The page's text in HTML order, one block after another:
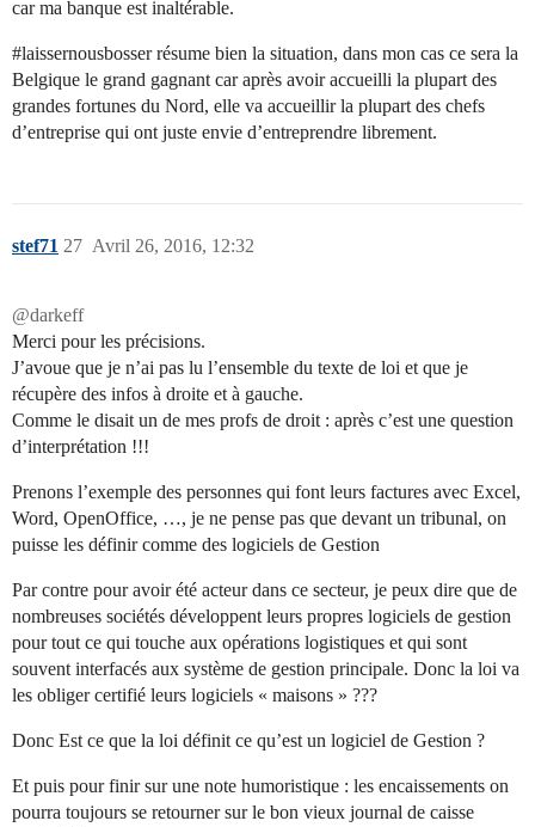
car ma banque est inaltérable.
#laissernousbosserrésume bien la situation, dans mon cas ce sera la
Belgique le grand gagnant car après avoir accueilli la plupart des
grandes fortunes du Nord, elle va accueillir la plupart des chefs
d’entreprise qui ont juste envie d’entreprendre librement.
stef71 Avril 26, 2016, 12:32
27
@darkeff
Merci pour les précisions.
J’avoue que je n’ai pas lu l’ensemble du texte de loi et que je
récupère des infos à droite et à gauche.
Comme le disait un de mes profs de droit : après c’est une question
d’interprétation !!!
Prenons l’exemple des personnes qui font leurs factures avec Excel,
Word, OpenOffice, …, je ne pense pas que devant un tribunal, on
puisse les définir comme des logiciels de Gestion
Par contre pour avoir été acteur dans ce secteur, je peux dire que de
nombreuses sociétés développent leurs propres logiciels de gestion
pour tout ce qui touche aux opérations logistiques et qui sont
souvent interfacés aux système de gestion principale. Donc la loi va
les obliger certifié leurs logiciels « maisons » ???
Donc Est ce que la loi définit ce qu’est un logiciel de Gestion ?
Et puis pour finir sur une note humoristique : les encaissements on
pourra toujours se retourner sur le bon vieux journal de caisse